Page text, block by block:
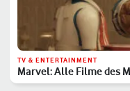
TV & ENTERTAINMENT
Marvel: Alle Filme des
Reihenfolge